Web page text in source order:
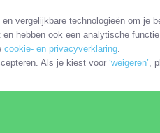
vergelijkbare technologieën om je
hebben ook een analytische
cookie- en privacyverklaring.
Als je kiest voor ‘weigeren’,